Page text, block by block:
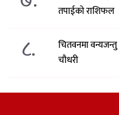
तपाईको राशिफल
८.
चितवनमा
चौधरी